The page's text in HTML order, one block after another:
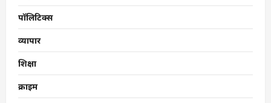
पॉलिटिक्स
व्यापार
शिक्षा
क्राइम